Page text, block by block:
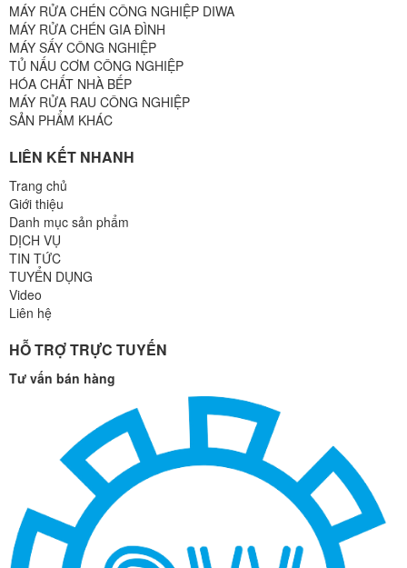
MÁY RỬA CHÉN CÔNG NGHIỆP DIWA
MÁY RỬA CHÉN GIA ĐÌNH
MÁY SẤY CÔNG NGHIỆP
TỦ NẤU CƠM CÔNG NGHIỆP
HÓA CHẤT NHÀ BẾP
MÁY RỬA RAU CÔNG NGHIỆP
SẢN PHẨM KHÁC
LIÊN KẾT NHANH
Trang chủ
Giới thiệu
Danh mục sản phẩm
DỊCH VỤ
TIN TỨC
TUYỂN DỤNG
Video
Liên hệ
HỖ TRỢ TRỰC TUYẾN
Tư vấn bán hàng